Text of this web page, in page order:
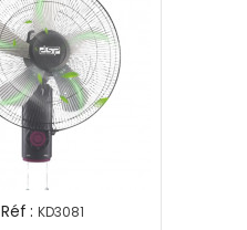
Réf : KD3081